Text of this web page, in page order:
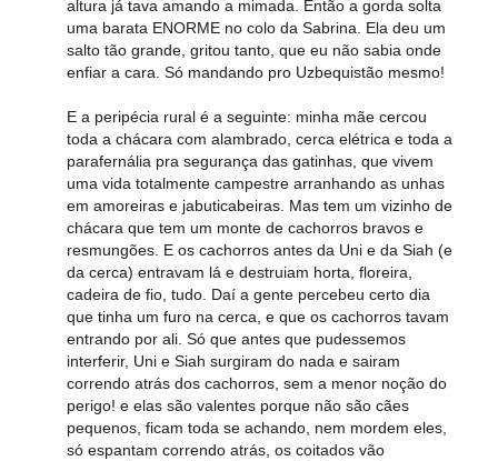
altura já tava amando a mimada. Então a gorda solta
uma barata ENORME no colo da Sabrina. Ela deu um
salto tão grande, gritou tanto, que eu não sabia onde
enfiar a cara. Só mandando pro Uzbequistão mesmo!
E a peripécia rural é a seguinte: minha mãe cercou
toda a chácara com alambrado, cerca elétrica e toda a
parafernália pra segurança das gatinhas, que vivem
uma vida totalmente campestre arranhando as unhas
em amoreiras e jabuticabeiras. Mas tem um vizinho de
chácara que tem um monte de cachorros bravos e
resmungões. E os cachorros antes da Uni e da Siah (e
da cerca) entravam lá e destruiam horta, floreira,
cadeira de fio, tudo. Daí a gente percebeu certo dia
que tinha um furo na cerca, e que os cachorros tavam
entrando por ali. Só que antes que pudessemos
interferir, Uni e Siah surgiram do nada e sairam
correndo atrás dos cachorros, sem a menor noção do
perigo! e elas são valentes porque não são cães
pequenos, ficam toda se achando, nem mordem eles,
só espantam correndo atrás, os coitados vão